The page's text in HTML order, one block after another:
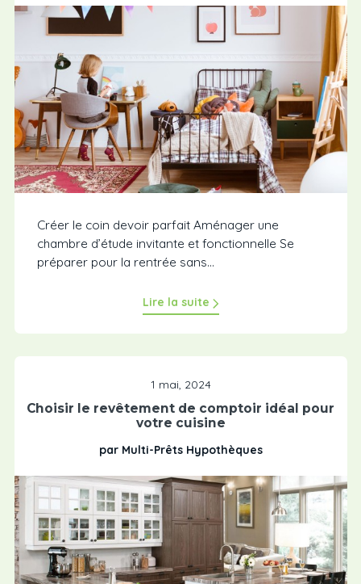
Créer le coin devoir parfait Aménager une
chambre d’étude invitante et fonctionnelle Se
préparer pour la rentrée sans...
Lire la suite
1 mai, 2024
Choisir le revêtement de comptoir idéal pour
votre cuisine
par Multi-Prêts Hypothèques